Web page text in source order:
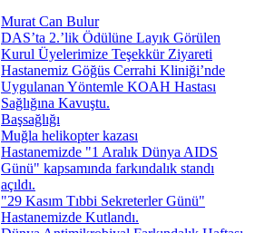
Murat Can Bulur
DAS’ta 2.’lik Ödülüne Layık Görülen
Kurul Üyelerimize Teşekkür Ziyareti
Hastanemiz Göğüs Cerrahi Kliniği’nde
Uygulanan Yöntemle KOAH Hastası
Sağlığına Kavuştu.
Başsağlığı
Muğla helikopter kazası
Hastanemizde "1 Aralık Dünya AIDS
Günü" kapsamında farkındalık standı
açıldı.
"29 Kasım Tıbbi Sekreterler Günü"
Hastanemizde Kutlandı.